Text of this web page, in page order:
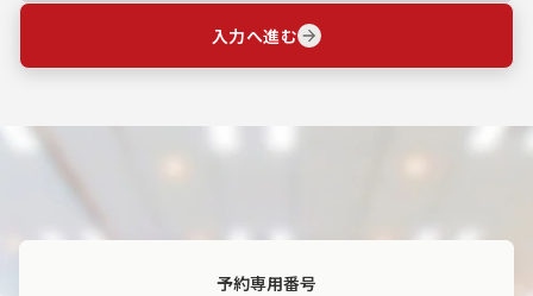
入力へ進む
予約専用番号